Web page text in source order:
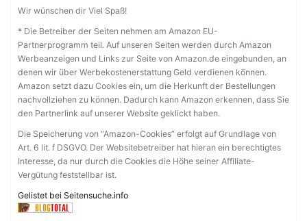
Wir wünschen dir Viel Spaß!
* Die Betreiber der Seiten nehmen am Amazon EU-
Partnerprogramm teil. Auf unseren Seiten werden durch Amazon
Werbeanzeigen und Links zur Seite von Amazon.de eingebunden, an
denen wir über Werbekostenerstattung Geld verdienen können.
Amazon setzt dazu Cookies ein, um die Herkunft der Bestellungen
nachvollziehen zu können. Dadurch kann Amazon erkennen, dass Sie
den Partnerlink auf unserer Website geklickt haben.
Die Speicherung von “Amazon-Cookies” erfolgt auf Grundlage von
Art. 6 lit. f DSGVO. Der Websitebetreiber hat hieran ein berechtigtes
Interesse, da nur durch die Cookies die Höhe seiner Affiliate-
Vergütung feststellbar ist.
Gelistet bei Seitensuche.info